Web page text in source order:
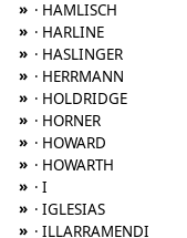
» · HAMLISCH
» · HARLINE
» · HASLINGER
» · HERRMANN
» · HOLDRIDGE
» · HORNER
» · HOWARD
» · HOWARTH
» · I
» · IGLESIAS
» · ILLARRAMENDI